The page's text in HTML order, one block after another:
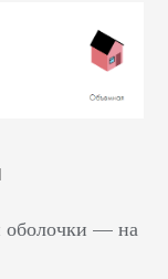
оболочки — на